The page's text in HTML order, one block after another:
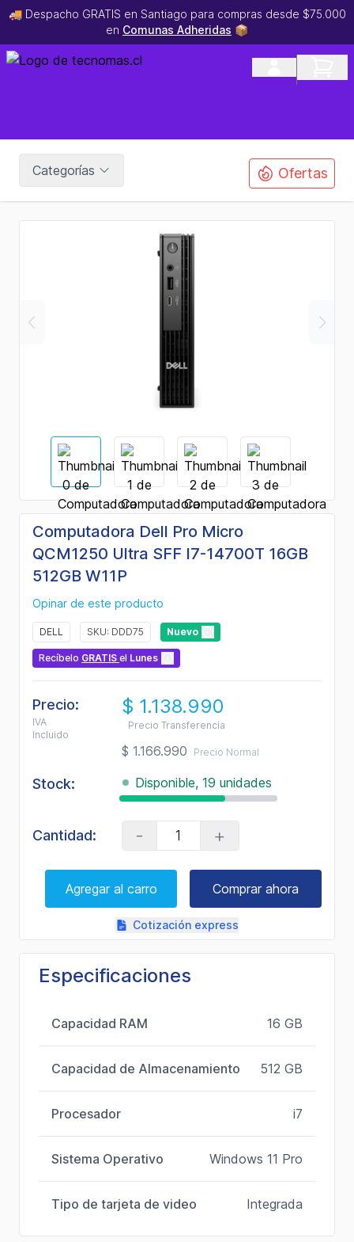
🚚 Despacho GRATIS en Santiago para compras desde $75.000
en Comunas Adheridas 📦
Categorías Ofertas
Computadora Dell Pro Micro
QCM1250 Ultra SFF I7-14700T 16GB
512GB W11P
Opinar de este producto
DELL SKU: DDD75 Nuevo
Recíbelo GRATIS el Lunes
Precio:
IVA
Incluido
$ 1.138.990
Precio Transferencia
$ 1.166.990 Precio Normal
Stock: Disponible, 19 unidades
Cantidad: - +
Agregar al carro Comprar ahora
Cotización express
Especificaciones
Capacidad RAM 16 GB
Capacidad de Almacenamiento 512 GB
Procesador i7
Sistema Operativo Windows 11 Pro
Tipo de tarjeta de video Integrada